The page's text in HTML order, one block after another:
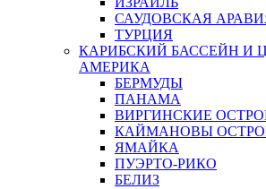
САУДОВСКАЯ
ТУРЦИЯ
КАРИБСКИЙ БАССЕЙН И
АМЕРИКА
БЕРМУДЫ
ПАНАМА
ВИРГИНСКИЕ
КАЙМАНОВЫ
ЯМАЙКА
ПУЭРТО-РИКО
БЕЛИЗ